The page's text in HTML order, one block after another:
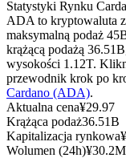
Kopiowanie
Statystyki Rynku
ADA to kryptowaluta
maksymalną podaż
krążącą podażą
wysokości 1.12T.
przewodnik krok po
Cardano (ADA).
Aktualna cena¥29.97
Krążąca podaż36.51B
Kapitalizacja rynkowa¥
Wolumen (24h)¥30.2M